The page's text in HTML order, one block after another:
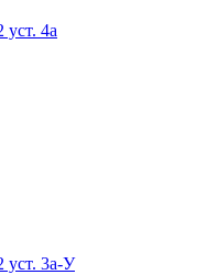
уст. 4а
уст. 3а-У